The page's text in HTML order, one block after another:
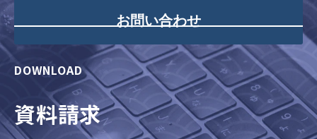
お問い合わせ
DOWNLOAD
資料請求